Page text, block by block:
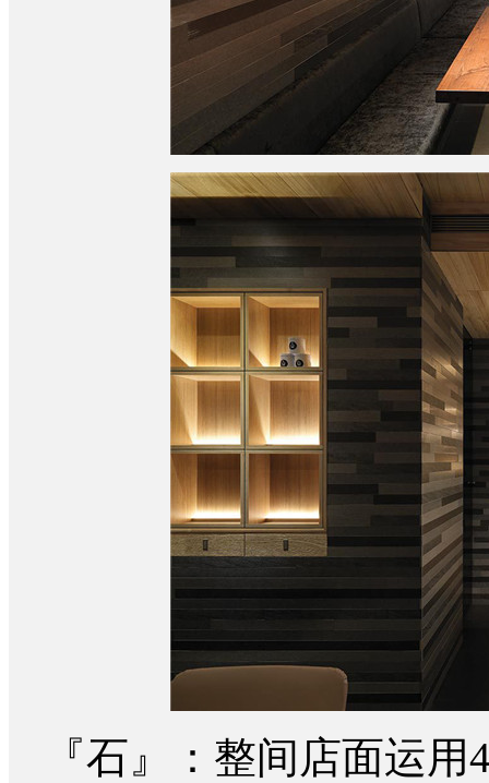
『石』：整间店面运